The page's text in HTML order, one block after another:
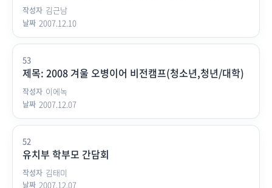
김근남
2007.12.10
53
제목: 2008 겨울 오병이어 비전캠프(청소년,청년/대학)
이에녹
2007.12.07
52
유치부 학부모 간담회
김태미
2007.12.07